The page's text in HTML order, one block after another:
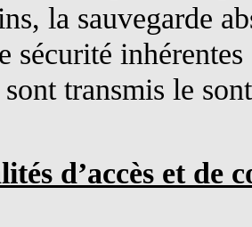
la sauvegarde
sécurité
transmis le
d’accès et de